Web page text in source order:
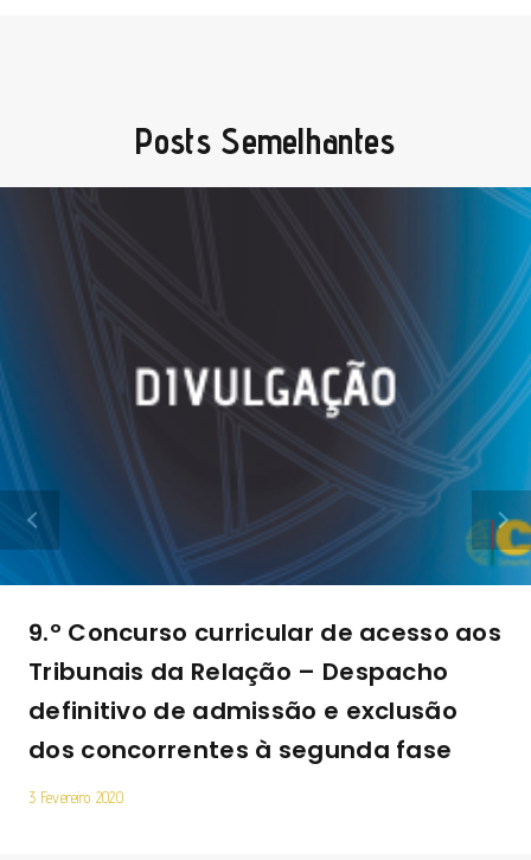
Posts Semelhantes
9.º Concurso curricular de acesso aos
Tribunais da Relação – Despacho
definitivo de admissão e exclusão
dos concorrentes à segunda fase
3 Fevereiro 2020